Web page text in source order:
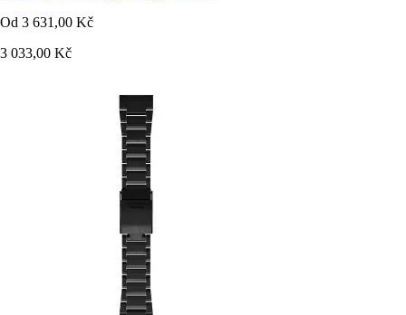
Od 3 631,00 Kč
3 033,00 Kč